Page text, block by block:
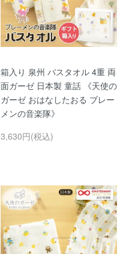
箱入り 泉州 バスタオル 4重 両
面ガーゼ 日本製 童話 《天使の
ガーゼ おはなしたおる ブレー
メンの音楽隊》
3,630円(税込)